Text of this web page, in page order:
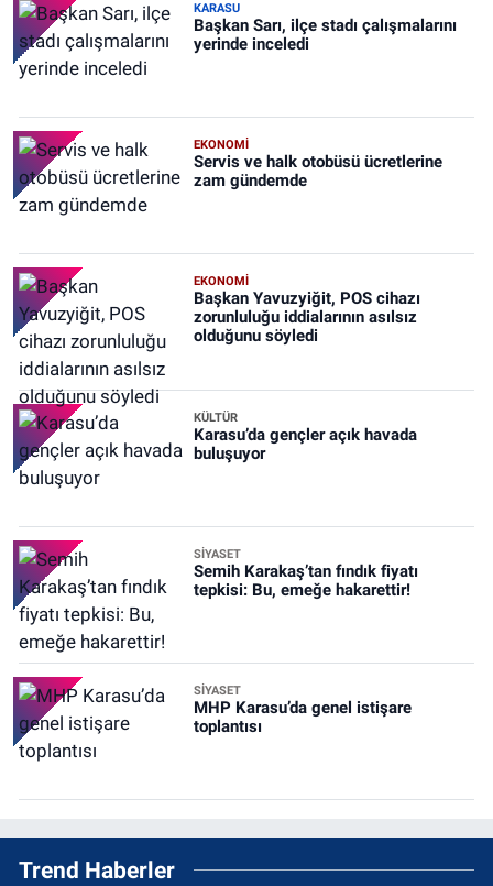
KARASU
Başkan Sarı, ilçe stadı çalışmalarını
yerinde inceledi
EKONOMİ
Servis ve halk otobüsü ücretlerine
zam gündemde
EKONOMİ
Başkan Yavuzyiğit, POS cihazı
zorunluluğu iddialarının asılsız
olduğunu söyledi
KÜLTÜR
Karasu’da gençler açık havada
buluşuyor
SİYASET
Semih Karakaş’tan fındık fiyatı
tepkisi: Bu, emeğe hakarettir!
SİYASET
MHP Karasu’da genel istişare
toplantısı
Trend Haberler